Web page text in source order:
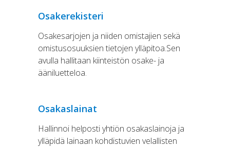
Osakerekisteri
Osakesarjojen ja niiden omistajien sekä
omistusosuuksien tietojen ylläpitoa.Sen
avulla hallitaan kiinteistön osake- ja
ääniluetteloa.
Osakaslainat
Hallinnoi helposti yhtiön osakaslainoja ja
ylläpidä lainaan kohdistuvien velallisten